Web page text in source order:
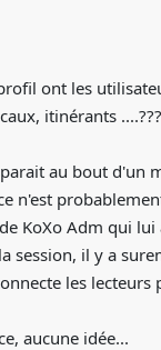
ont les
itinérants ....???
au bout d'un
n'est
KoXo Adm qui lui
session, il y a
les lecteurs
aucune idée...